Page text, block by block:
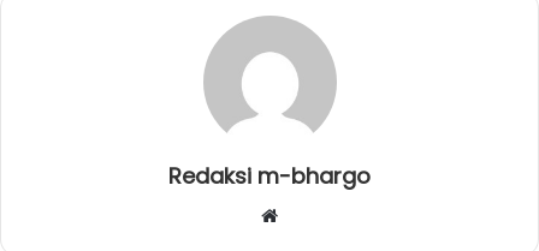
Redaksi m-bhargo